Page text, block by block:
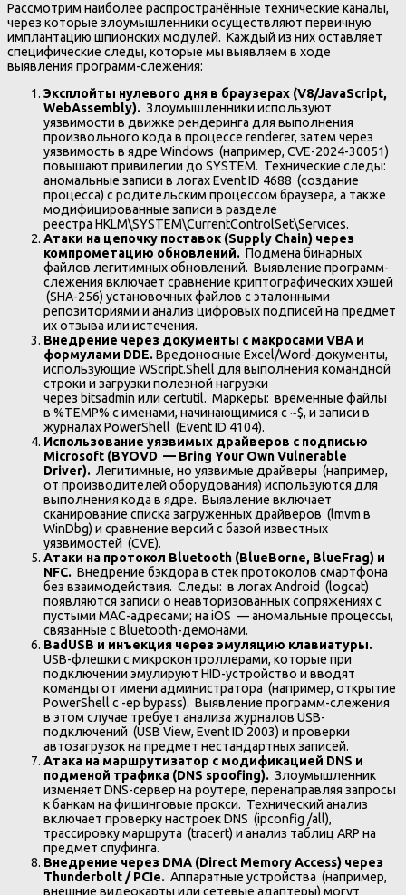
Рассмотрим наиболее распространённые технические каналы,
через которые злоумышленники осуществляют первичную
имплантацию шпионских модулей. Каждый из них оставляет
специфические следы, которые мы выявляем в ходе
выявления программ-слежения:
Эксплойты нулевого дня в браузерах (V8/JavaScript,
WebAssembly). Злоумышленники используют
уязвимости в движке рендеринга для выполнения
произвольного кода в процессе renderer, затем через
уязвимость в ядре Windows (например, CVE-2024-30051)
повышают привилегии до SYSTEM. Технические следы:
аномальные записи в логах Event ID 4688 (создание
процесса) с родительским процессом браузера, а также
модифицированные записи в разделе
реестра HKLM\SYSTEM\CurrentControlSet\Services.
Атаки на цепочку поставок (Supply Chain) через
компрометацию обновлений. Подмена бинарных
файлов легитимных обновлений. Выявление программ-
слежения включает сравнение криптографических хэшей
(SHA-256) установочных файлов с эталонными
репозиториями и анализ цифровых подписей на предмет
их отзыва или истечения.
Внедрение через документы с макросами VBA и
формулами DDE.Вредоносные Excel/Word-документы,
использующие WScript.Shell для выполнения командной
строки и загрузки полезной нагрузки
через bitsadmin или certutil. Маркеры: временные файлы
в %TEMP% с именами, начинающимися с ~$, и записи в
журналах PowerShell (Event ID 4104).
Использование уязвимых драйверов с подписью
Microsoft (BYOVD — Bring Your Own Vulnerable
Driver). Легитимные, но уязвимые драйверы (например,
от производителей оборудования) используются для
выполнения кода в ядре. Выявление включает
сканирование списка загруженных драйверов (lmvm в
WinDbg) и сравнение версий с базой известных
уязвимостей (CVE).
Атаки на протокол Bluetooth (BlueBorne, BlueFrag) и
NFC. Внедрение бэкдора в стек протоколов смартфона
без взаимодействия. Следы: в логах Android (logcat)
появляются записи о неавторизованных сопряжениях с
пустыми MAC-адресами; на iOS — аномальные процессы,
связанные с Bluetooth-демонами.
BadUSB и инъекция через эмуляцию клавиатуры.
USB-флешки с микроконтроллерами, которые при
подключении эмулируют HID-устройство и вводят
команды от имени администратора (например, открытие
PowerShell с -ep bypass). Выявление программ-слежения
в этом случае требует анализа журналов USB-
подключений (USB View, Event ID 2003) и проверки
автозагрузок на предмет нестандартных записей.
Атака на маршрутизатор с модификацией DNS и
подменой трафика (DNS spoofing). Злоумышленник
изменяет DNS-сервер на роутере, перенаправляя запросы
к банкам на фишинговые прокси. Технический анализ
включает проверку настроек DNS (ipconfig /all),
трассировку маршрута (tracert) и анализ таблиц ARP на
предмет спуфинга.
Внедрение через DMA (Direct Memory Access) через
Thunderbolt / PCIe. Аппаратные устройства (например,
внешние видеокарты или сетевые адаптеры) могут